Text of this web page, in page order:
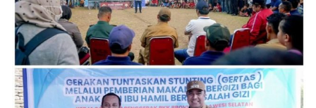
Peristiwa
Olahraga
Ekonomi
Memori